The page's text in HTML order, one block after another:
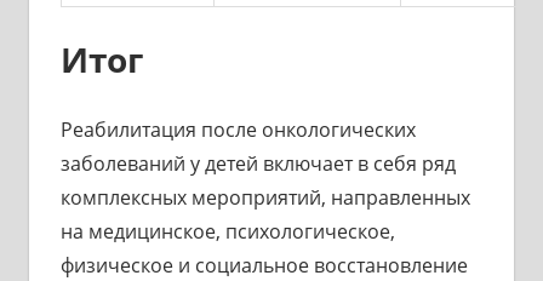
Итог
Реабилитация после онкологических
заболеваний у детей включает в себя ряд
комплексных мероприятий, направленных
на медицинское, психологическое,
физическое и социальное восстановление